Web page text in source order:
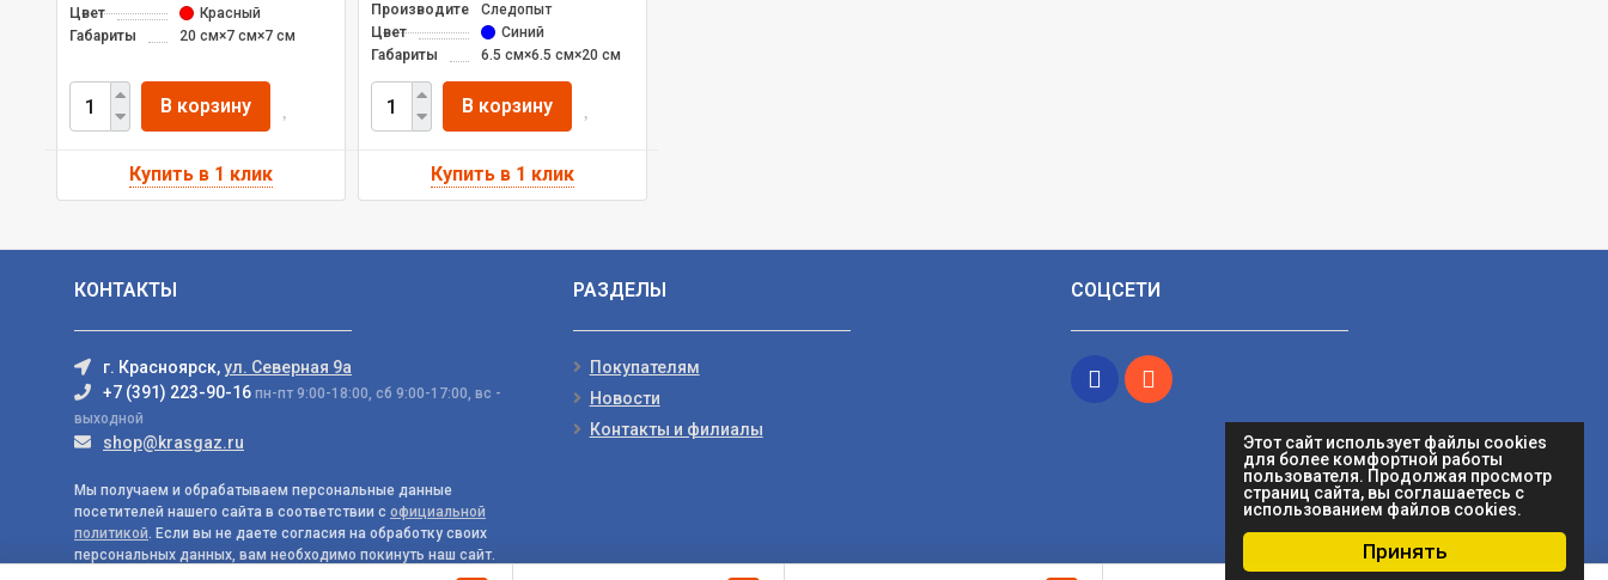
Принять
Этот сайт использует файлы cookies
для более комфортной работы
пользователя. Продолжая просмотр
страниц сайта, вы соглашаетесь с
использованием файлов cookies.
Цвет
Красный
Габариты
20 см×7 см×7 см
В корзину
ПроизводительСледопыт
Цвет
Синий
Габариты
6.5 см×6.5 см×20 см
В корзину
КОНТАКТЫ
г. Красноярск,ул. Северная 9а
+7 (391) 223-90-16 пн-пт 9:00-18:00, сб 9:00-17:00, вс -
выходной
shop@krasgaz.ru
Мы получаем и обрабатываем персональные данные
посетителей нашего сайта в соответствии с официальной
политикой. Если вы не даете согласия на обработку своих
персональных данных, вам необходимо покинуть наш сайт.
РАЗДЕЛЫ
Покупателям
Новости
Контакты и филиалы
СОЦСЕТИ